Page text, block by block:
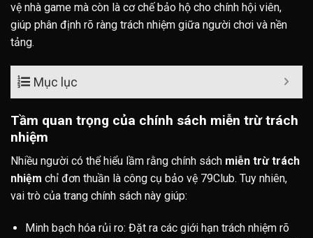
vệ nhà game mà còn là cơ chế bảo hộ cho chính hội viên,
giúp phân định rõ ràng trách nhiệm giữa người chơi và nền
tảng.
Mục lục
Tầm quan trọng của chính sách miễn trừ trách
nhiệm
Nhiều người có thể hiểu lầm rằng chính sách miễn trừ trách
nhiệm chỉ đơn thuần là công cụ bảo vệ 79Club. Tuy nhiên,
vai trò của trang chính sách này giúp:
Minh bạch hóa rủi ro: Đặt ra các giới hạn trách nhiệm rõ